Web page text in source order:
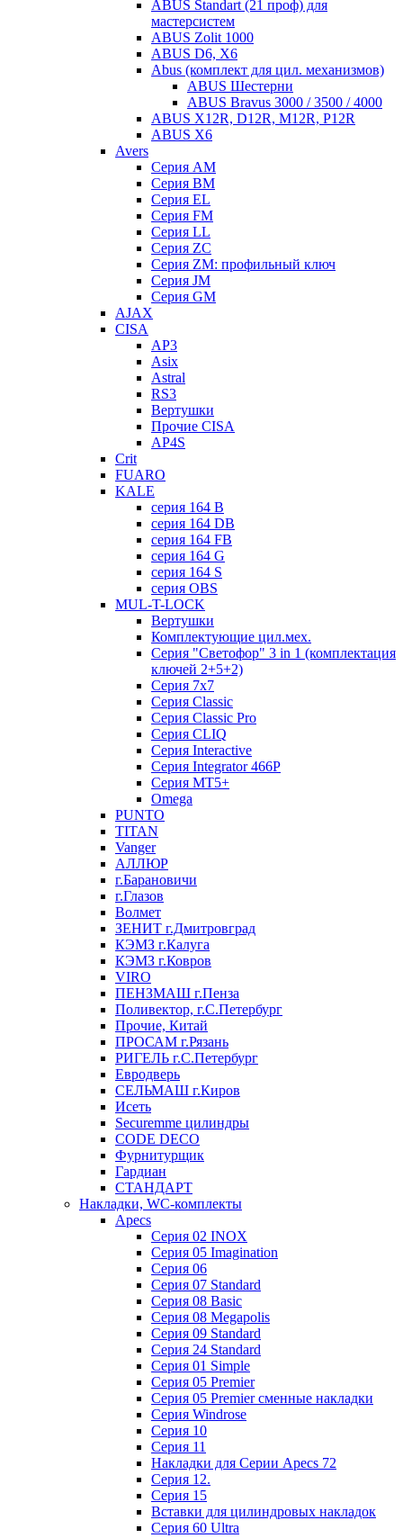
ABUS Standart (21 проф) для
мастерсистем
ABUS Zolit 1000
ABUS D6, X6
Abus (комплект для цил. механизмов)
ABUS Шестерни
ABUS Bravus 3000 / 3500 / 4000
ABUS X12R, D12R, M12R, P12R
ABUS X6
Avers
Серия AM
Серия BM
Серия EL
Серия FM
Серия LL
Серия ZC
Серия ZM: профильный ключ
Серия JM
Серия GM
AJAX
CISA
AP3
Asix
Astral
RS3
Вертушки
Прочие CISA
AP4S
Crit
FUARO
KALE
серия 164 B
серия 164 DB
серия 164 FB
серия 164 G
серия 164 S
серия OBS
MUL-T-LOCK
Вертушки
Комплектующие цил.мех.
Серия "Светофор" 3 in 1 (комплектация
ключей 2+5+2)
Серия 7х7
Серия Classic
Серия Classic Pro
Серия CLIQ
Серия Interactive
Серия Integrator 466P
Серия MT5+
Omega
PUNTO
TITAN
Vanger
АЛЛЮР
г.Барановичи
г.Глазов
Волмет
ЗЕНИТ г.Дмитровград
КЭМЗ г.Калуга
КЭМЗ г.Ковров
VIRO
ПЕНЗМАШ г.Пенза
Поливектор, г.С.Петербург
Прочие, Китай
ПРОСАМ г.Рязань
РИГЕЛЬ г.С.Петербург
Евродверь
СЕЛЬМАШ г.Киров
Исеть
Securemme цилиндры
CODE DECO
Фурнитурщик
Гардиан
СТАНДАРТ
Накладки, WC-комплекты
Apecs
Cерия 02 INOX
Cерия 05 Imagination
Cерия 06
Cерия 07 Standard
Cерия 08 Basic
Cерия 08 Megapolis
Cерия 09 Standard
Cерия 24 Standard
Серия 01 Simple
Серия 05 Premier
Серия 05 Premier сменные накладки
Cерия Windrose
Серия 10
Серия 11
Накладки для Серии Apecs 72
Серия 12.
Серия 15
Вставки для цилиндровых накладок
Серия 60 Ultra